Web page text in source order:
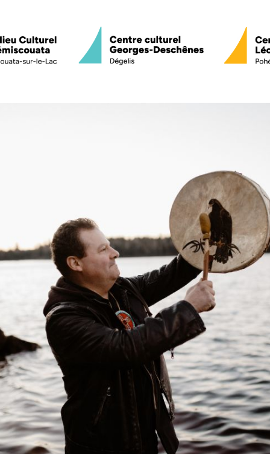
Programmation
Centre culturel Georges-
Centre culturel Léopold-Plante
La 4e scène
Équipe
Nouvelles
Chèque-cadeau
Devenir membre
FAQ
Nous joindre
418 853-2332 poste 4685
direction@les4scenes.com